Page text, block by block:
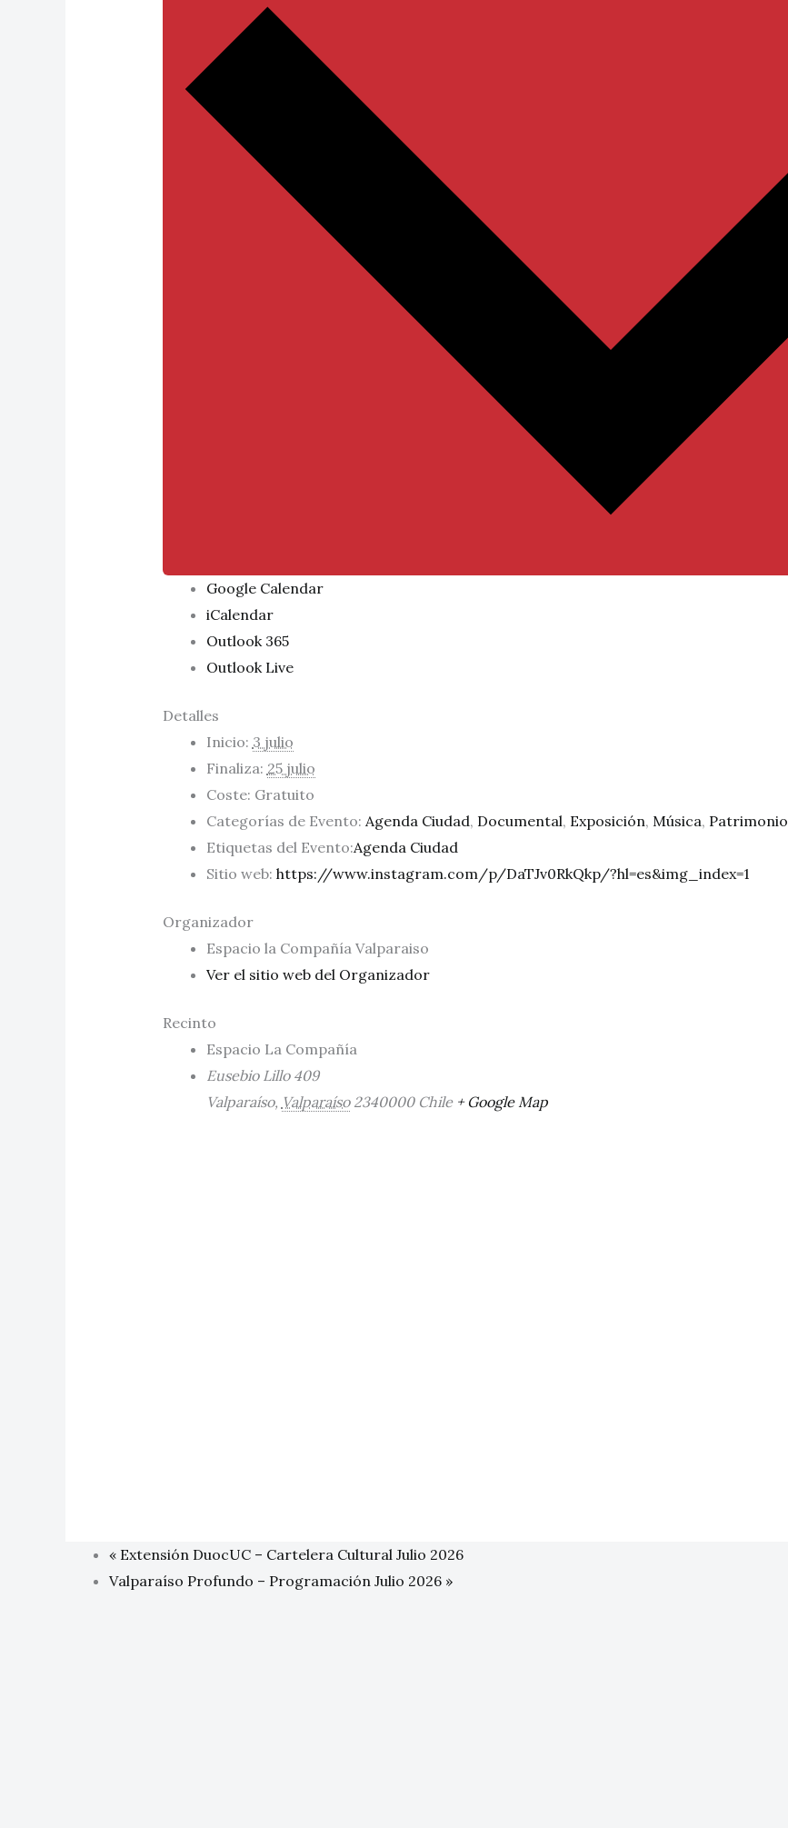
Google Calendar
iCalendar
Outlook 365
Outlook Live
Detalles
Inicio: 3 julio
Finaliza: 25 julio
Coste: Gratuito
Categorías de Evento: Agenda Ciudad, Documental, Exposición, Música, Patrimonio
Etiquetas del Evento:Agenda Ciudad
Sitio web: https://www.instagram.com/p/DaTJv0RkQkp/?hl=es&img_index=1
Organizador
Espacio la Compañía Valparaiso
Ver el sitio web del Organizador
Recinto
Espacio La Compañía
Eusebio Lillo 409
Valparaíso, Valparaíso 2340000 Chile + Google Map
« Extensión DuocUC – Cartelera Cultural Julio 2026
Valparaíso Profundo – Programación Julio 2026 »